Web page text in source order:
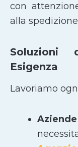
con
alla
Esigenza
Lavoriamo